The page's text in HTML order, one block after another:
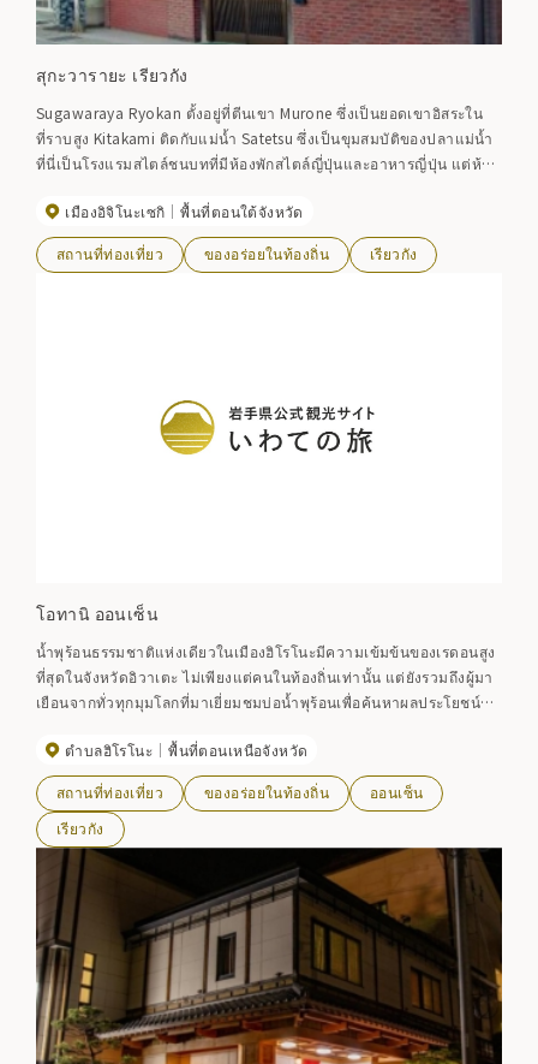
สุกะวารายะ เรียวกัง
Sugawaraya Ryokan ตั้งอยู่ที่ตีนเขา Murone ซึ่งเป็นยอดเขาอิสระใน
ที่ราบสูง Kitakami ติดกับแม่น้ำ Satetsu ซึ่งเป็นขุมสมบัติของปลาแม่น้ำ
ที่นี่เป็นโรงแรมสไตล์ชนบทที่มีห้องพักสไตล์ญี่ปุ่นและอาหารญี่ปุ่น แต่ห้อง
สามารถสัมผัสประสบการณ์การเล่นร่มร่อนที่ภูเขา Murone ได้อีกด้วย
เมืองอิจิโนะเซกิ พื้นที่ตอนใต้จังหวัด
สถานที่ท่องเที่ยว ของอร่อยในท้องถิ่น เรียวกัง
โอทานิ ออนเซ็น
น้ำพุร้อนธรรมชาติแห่งเดียวในเมืองฮิโรโนะมีความเข้มข้นของเรดอนสูง
ที่สุดในจังหวัดอิวาเตะ ไม่เพียงแต่คนในท้องถิ่นเท่านั้น แต่ยังรวมถึงผู้มา
เยือนจากทั่วทุกมุมโลกที่มาเยี่ยมชมบ่อน้ำพุร้อนเพื่อค้นหาผลประโยชน์
ตำบลฮิโรโนะ
พื้นที่ตอนเหนือจังหวัด
สถานที่ท่องเที่ยว ของอร่อยในท้องถิ่น
ออนเซ็น
เรียวกัง